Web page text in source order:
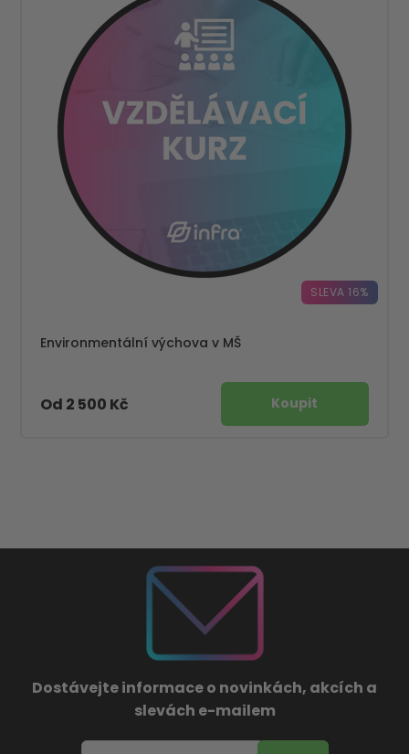
SLEVA 16%
Environmentální výchova v MŠ
Od 2 500 Kč
Dostávejte informace o novinkách, akcích a
slevách e-mailem